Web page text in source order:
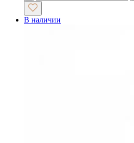
В наличии